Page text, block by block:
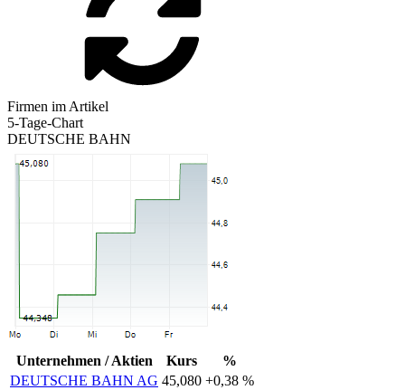
Firmen im Artikel
5-Tage-Chart
DEUTSCHE BAHN
Unternehmen / Aktien Kurs
%
DEUTSCHE BAHN AG 45,080 +0,38 %